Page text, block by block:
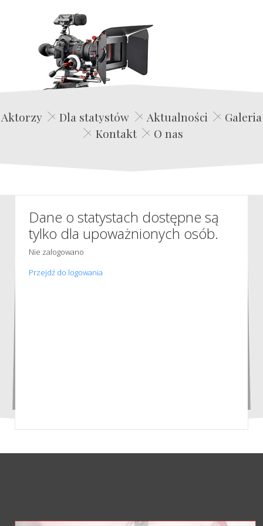
Edwin Film Agencja Aktorska
Aktorzy Dla statystów Aktualności
Galeria
Kontakt
O nas
Dane o statystach dostępne są
tylko dla upoważnionych osób.
Nie zalogowano
Przejdź do logowania